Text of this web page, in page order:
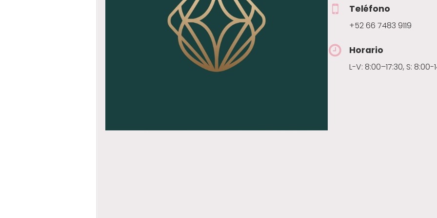
Teléfono
+52 66 7483 9119
Horario
L-V: 8:00–17:30, S: 8:00-